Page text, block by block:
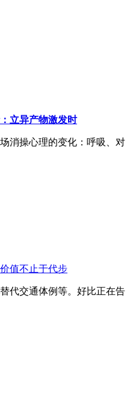
立异产物激发时
消操心理的变化：呼吸、对
值不止于代步
代交通体例等。好比正在告